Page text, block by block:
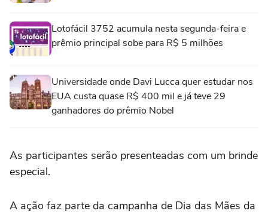
Lotofácil 3752 acumula nesta segunda-feira e
prêmio principal sobe para R$ 5 milhões
Universidade onde Davi Lucca quer estudar nos
EUA custa quase R$ 400 mil e já teve 29
ganhadores do prêmio Nobel
As participantes serão presenteadas com um brinde
especial.
A ação faz parte da campanha de Dia das Mães da